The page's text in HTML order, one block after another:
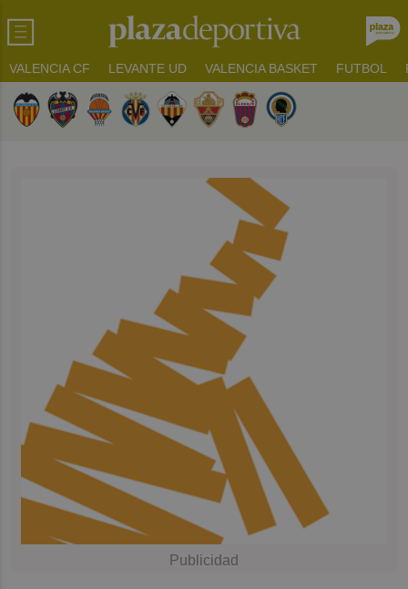
VALENCIA CF LEVANTE UD VALENCIA BASKET FUTBOL